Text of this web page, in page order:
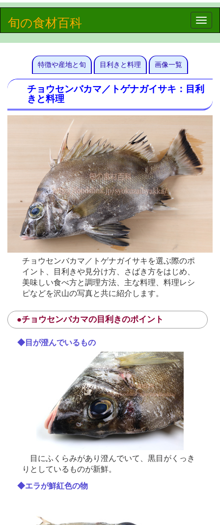
Toggle
旬の食材百科
特徴や産地と旬 目利きと料理 画像一覧
チョウセンバカマ／トゲナガイサキ：目利
きと料理
チョウセンバカマ／トゲナガイサキを選ぶ際のポ
イント、目利きや見分け方、さばき方をはじめ、
美味しい食べ方と調理方法、主な料理、料理レシ
ピなどを沢山の写真と共に紹介します。
●チョウセンバカマの目利きのポイント
◆目が澄んでいるもの
目にふくらみがあり澄んでいて、黒目がくっき
りとしているものが新鮮。
◆エラが鮮紅色の物